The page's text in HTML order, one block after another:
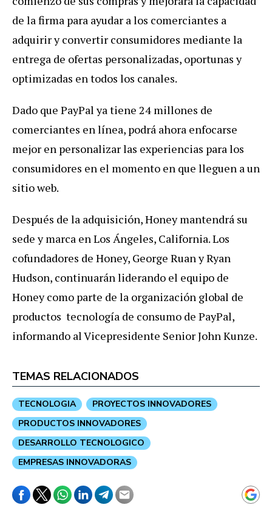
de la firma para ayudar a los comerciantes a
adquirir y convertir consumidores mediante la
entrega de ofertas personalizadas, oportunas y
optimizadas en todos los canales.
Dado que PayPal ya tiene 24 millones de
comerciantes en línea, podrá ahora enfocarse
mejor en personalizar las experiencias para los
consumidores en el momento en que lleguen a un
sitio web.
Después de la adquisición, Honey mantendrá su
sede y marca en Los Ángeles, California. Los
cofundadores de Honey, George Ruan y Ryan
Hudson, continuarán liderando el equipo de
Honey como parte de la organización global de
productos tecnología de consumo de PayPal,
informando al Vicepresidente Senior John Kunze.
TEMAS RELACIONADOS
TECNOLOGIA
PROYECTOS INNOVADORES
PRODUCTOS INNOVADORES
DESARROLLO TECNOLOGICO
EMPRESAS INNOVADORAS